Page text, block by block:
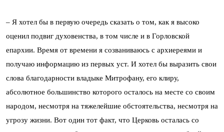
– Я хотел бы в первую очередь сказать о том, как я высоко
оценил подвиг духовенства, в том числе и в Горловской
епархии. Время от времени я созваниваюсь с архиереями и
получаю информацию из первых уст. И хотел бы выразить свои
слова благодарности владыке Митрофану, его клиру,
абсолютное большинство которого осталось на месте со своим
народом, несмотря на тяжелейшие обстоятельства, несмотря на
угрозу жизни. Вот один тот факт, что Церковь осталась со